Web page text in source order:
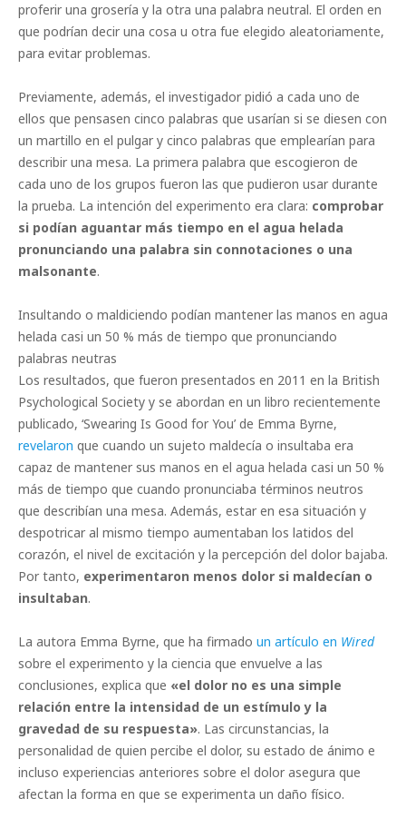
proferir una grosería y la otra una palabra neutral. El orden en
que podrían decir una cosa u otra fue elegido aleatoriamente,
para evitar problemas.
Previamente, además, el investigador pidió a cada uno de
ellos que pensasen cinco palabras que usarían si se diesen con
un martillo en el pulgar y cinco palabras que emplearían para
describir una mesa. La primera palabra que escogieron de
cada uno de los grupos fueron las que pudieron usar durante
la prueba. La intención del experimento era clara: comprobar
si podían aguantar más tiempo en el agua helada
pronunciando una palabra sin connotaciones o una
malsonante.
Insultando o maldiciendo podían mantener las manos en agua
helada casi un 50 % más de tiempo que pronunciando
palabras neutras
Los resultados, que fueron presentados en 2011 en la British
Psychological Society y se abordan en un libro recientemente
publicado, ‘Swearing Is Good for You’ de Emma Byrne,
revelaron que cuando un sujeto maldecía o insultaba era
capaz de mantener sus manos en el agua helada casi un 50 %
más de tiempo que cuando pronunciaba términos neutros
que describían una mesa. Además, estar en esa situación y
despotricar al mismo tiempo aumentaban los latidos del
corazón, el nivel de excitación y la percepción del dolor bajaba.
Por tanto, experimentaron menos dolor si maldecían o
insultaban.
La autora Emma Byrne, que ha firmado un artículo en Wired
sobre el experimento y la ciencia que envuelve a las
conclusiones, explica que «el dolor no es una simple
relación entre la intensidad de un estímulo y la
gravedad de su respuesta». Las circunstancias, la
personalidad de quien percibe el dolor, su estado de ánimo e
incluso experiencias anteriores sobre el dolor asegura que
afectan la forma en que se experimenta un daño físico.